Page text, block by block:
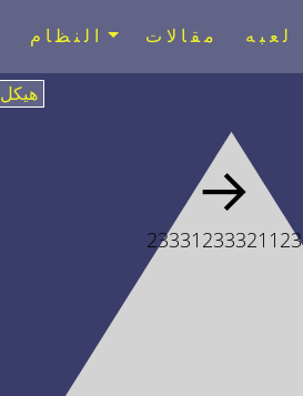
النظام مقالات لعبه
هيكل
→
23331233321123